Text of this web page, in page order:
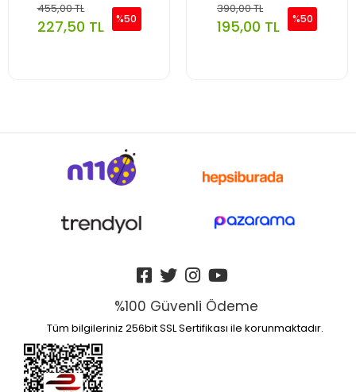
455,00 TL
227,50 TL %50
390,00 TL
195,00 TL %50
%100 Güvenli Ödeme
Tüm bilgileriniz 256bit SSL Sertifikası ile korunmaktadır.